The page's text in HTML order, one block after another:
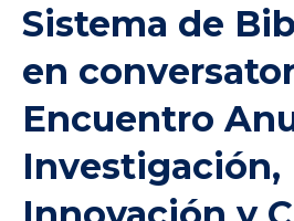
Sistema de
en
Encuentro
Investigación,